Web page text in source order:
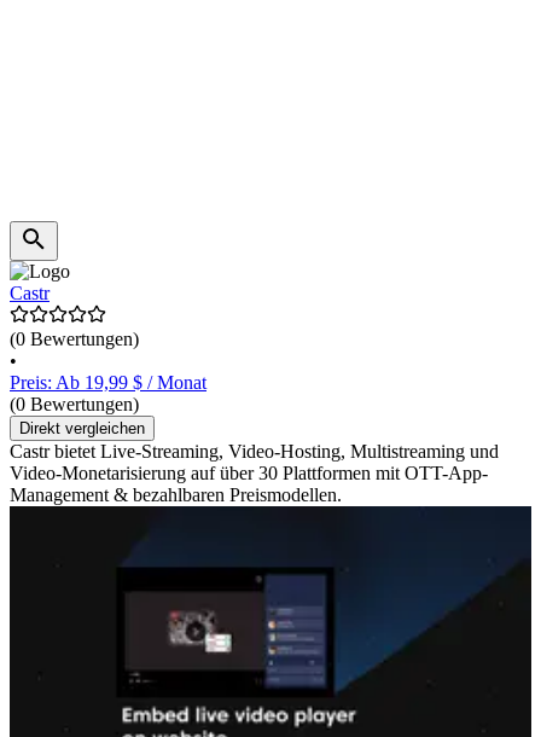
Castr
(0 Bewertungen)
•
Preis: Ab 19,99 $ / Monat
(0 Bewertungen)
Direkt vergleichen
Castr bietet Live-Streaming, Video-Hosting, Multistreaming und
Video-Monetarisierung auf über 30 Plattformen mit OTT-App-
Management & bezahlbaren Preismodellen.